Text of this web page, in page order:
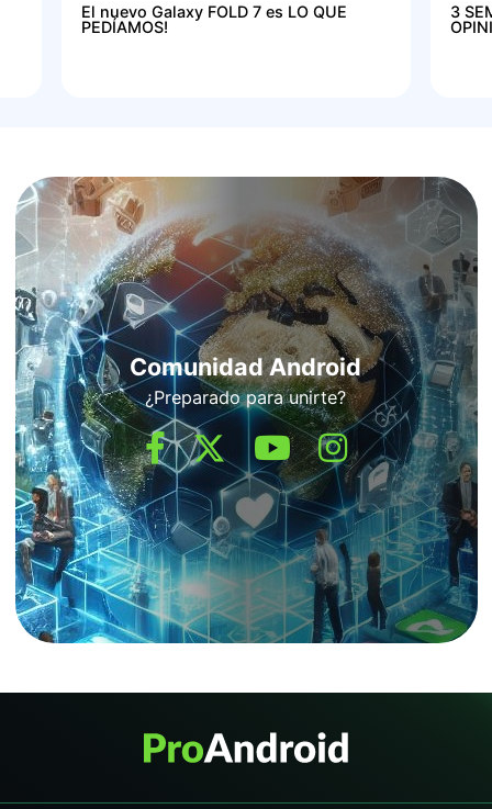
El nuevo Galaxy FOLD 7 es LO QUE
PEDÍAMOS!
3
Comunidad Android
¿Preparado para unirte?